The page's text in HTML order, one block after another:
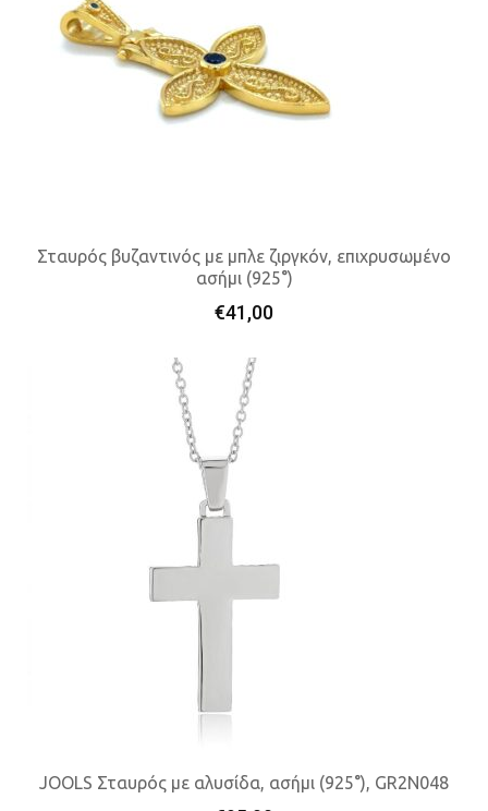
Προσθήκη Στο Καλάθι
Σταυρός βυζαντινός με μπλε ζιργκόν, επιχρυσωμένο
ασήμι (925°)
€41,00
JOOLS Σταυρός με αλυσίδα, ασήμι (925°), GR2N048